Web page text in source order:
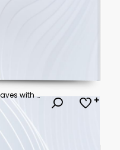
Abstract blue and brown flowing waves with soft motion blur effect for modern digital background, elegant liquid texture for website banner or presentation